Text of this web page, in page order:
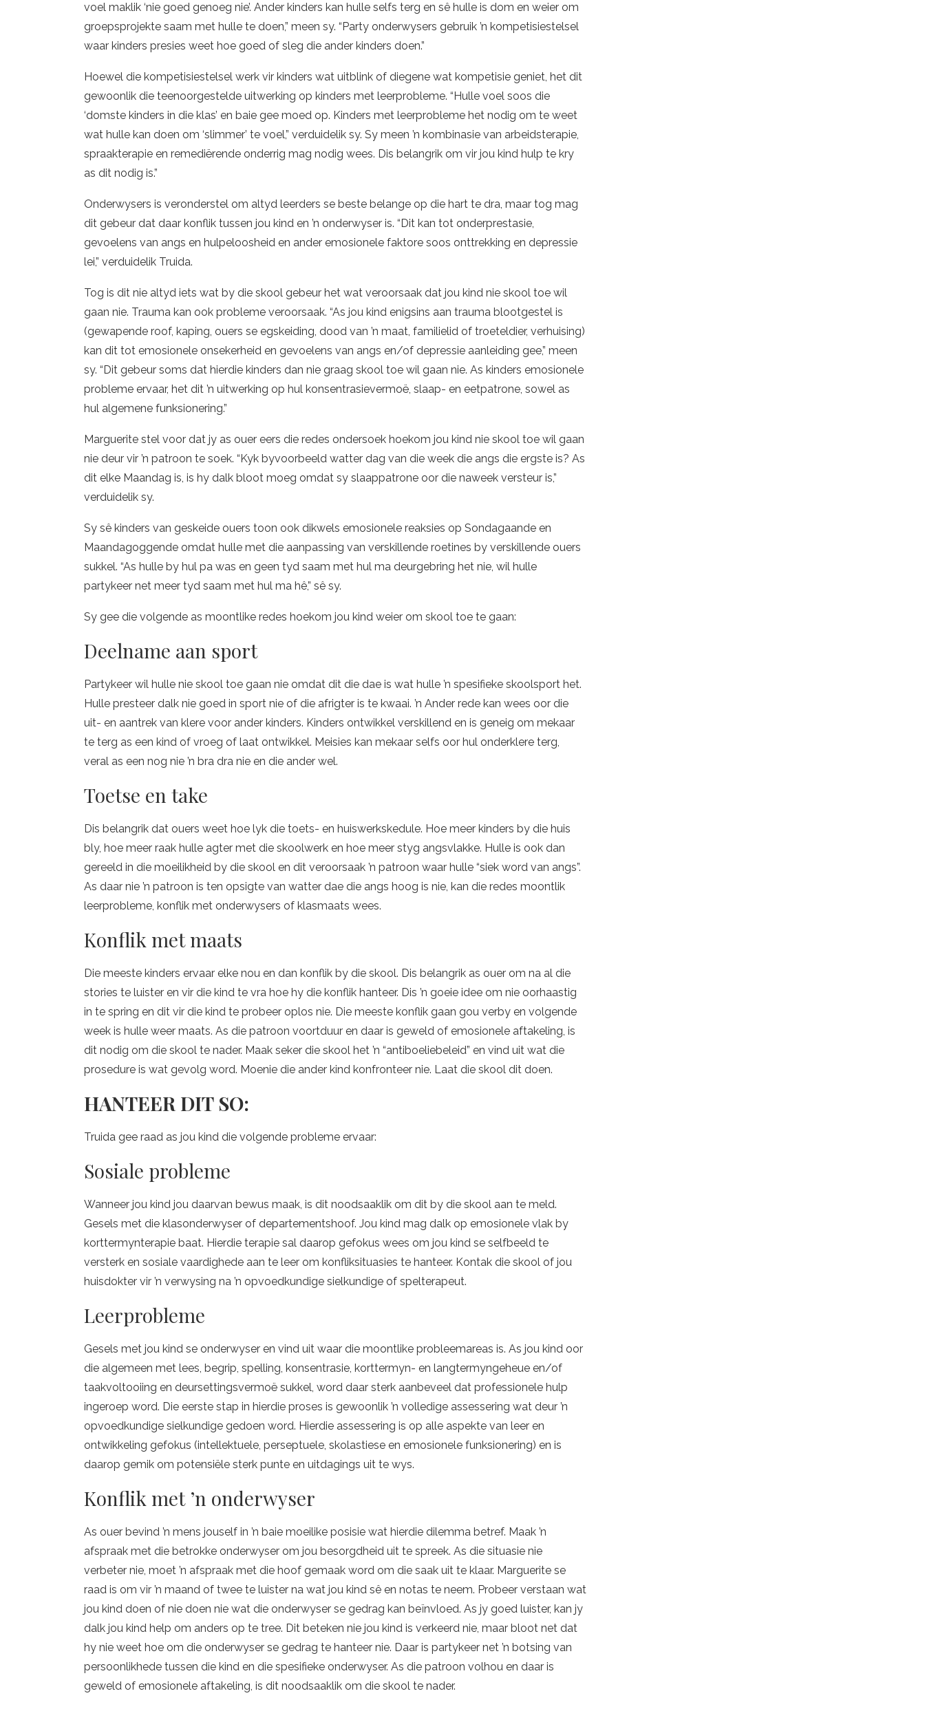
voel maklik ‘nie goed genoeg nie’. Ander kinders kan hulle selfs terg en sê hulle is dom en weier om
groepsprojekte saam met hulle te doen,” meen sy. “Party onderwysers gebruik ’n kompetisiestelsel
waar kinders presies weet hoe goed of sleg die ander kinders doen.”
Hoewel die kompetisiestelsel werk vir kinders wat uitblink of diegene wat kompetisie geniet, het dit
gewoonlik die teenoorgestelde uitwerking op kinders met leerprobleme. “Hulle voel soos die
‘domste kinders in die klas’ en baie gee moed op. Kinders met leerprobleme het nodig om te weet
wat hulle kan doen om ‘slimmer’ te voel,” verduidelik sy. Sy meen ’n kombinasie van arbeidsterapie,
spraakterapie en remediërende onderrig mag nodig wees. Dis belangrik om vir jou kind hulp te kry
as dit nodig is.”
Onderwysers is veronderstel om altyd leerders se beste belange op die hart te dra, maar tog mag
dit gebeur dat daar konflik tussen jou kind en ’n onderwyser is. “Dit kan tot onderprestasie,
gevoelens van angs en hulpeloosheid en ander emosionele faktore soos onttrekking en depressie
lei,” verduidelik Truida.
Tog is dit nie altyd iets wat by die skool gebeur het wat veroorsaak dat jou kind nie skool toe wil
gaan nie. Trauma kan ook probleme veroorsaak. “As jou kind enigsins aan trauma blootgestel is
(gewapende roof, kaping, ouers se egskeiding, dood van ’n maat, familielid of troeteldier, verhuising)
kan dit tot emosionele onsekerheid en gevoelens van angs en/of depressie aanleiding gee,” meen
sy. “Dit gebeur soms dat hierdie kinders dan nie graag skool toe wil gaan nie. As kinders emosionele
probleme ervaar, het dit ’n uitwerking op hul konsentrasievermoë, slaap- en eetpatrone, sowel as
hul algemene funksionering.”
Marguerite stel voor dat jy as ouer eers die redes ondersoek hoekom jou kind nie skool toe wil gaan
nie deur vir ’n patroon te soek. “Kyk byvoorbeeld watter dag van die week die angs die ergste is? As
dit elke Maandag is, is hy dalk bloot moeg omdat sy slaappatrone oor die naweek versteur is,”
verduidelik sy.
Sy sê kinders van geskeide ouers toon ook dikwels emosionele reaksies op Sondagaande en
Maandagoggende omdat hulle met die aanpassing van verskillende roetines by verskillende ouers
sukkel. “As hulle by hul pa was en geen tyd saam met hul ma deurgebring het nie, wil hulle
partykeer net meer tyd saam met hul ma hê,” sê sy.
Sy gee die volgende as moontlike redes hoekom jou kind weier om skool toe te gaan:
Deelname aan sport
Partykeer wil hulle nie skool toe gaan nie omdat dit die dae is wat hulle ’n spesifieke skoolsport het.
Hulle presteer dalk nie goed in sport nie of die afrigter is te kwaai. ’n Ander rede kan wees oor die
uit- en aantrek van klere voor ander kinders. Kinders ontwikkel verskillend en is geneig om mekaar
te terg as een kind of vroeg of laat ontwikkel. Meisies kan mekaar selfs oor hul onderklere terg,
veral as een nog nie ’n bra dra nie en die ander wel.
Toetse en take
Dis belangrik dat ouers weet hoe lyk die toets- en huiswerkskedule. Hoe meer kinders by die huis
bly, hoe meer raak hulle agter met die skoolwerk en hoe meer styg angsvlakke. Hulle is ook dan
gereeld in die moeilikheid by die skool en dit veroorsaak ’n patroon waar hulle “siek word van angs”.
As daar nie ’n patroon is ten opsigte van watter dae die angs hoog is nie, kan die redes moontlik
leerprobleme, konflik met onderwysers of klasmaats wees.
Konflik met maats
Die meeste kinders ervaar elke nou en dan konflik by die skool. Dis belangrik as ouer om na al die
stories te luister en vir die kind te vra hoe hy die konflik hanteer. Dis ’n goeie idee om nie oorhaastig
in te spring en dit vir die kind te probeer oplos nie. Die meeste konflik gaan gou verby en volgende
week is hulle weer maats. As die patroon voortduur en daar is geweld of emosionele aftakeling, is
dit nodig om die skool te nader. Maak seker die skool het ’n “antiboeliebeleid” en vind uit wat die
prosedure is wat gevolg word. Moenie die ander kind konfronteer nie. Laat die skool dit doen.
HANTEER DIT SO:
Truida gee raad as jou kind die volgende probleme ervaar:
Sosiale probleme
Wanneer jou kind jou daarvan bewus maak, is dit noodsaaklik om dit by die skool aan te meld.
Gesels met die klasonderwyser of departementshoof. Jou kind mag dalk op emosionele vlak by
korttermynterapie baat. Hierdie terapie sal daarop gefokus wees om jou kind se selfbeeld te
versterk en sosiale vaardighede aan te leer om konfliksituasies te hanteer. Kontak die skool of jou
huisdokter vir ’n verwysing na ’n opvoedkundige sielkundige of spelterapeut.
Leerprobleme
Gesels met jou kind se onderwyser en vind uit waar die moontlike probleemareas is. As jou kind oor
die algemeen met lees, begrip, spelling, konsentrasie, korttermyn- en langtermyngeheue en/of
taakvoltooiing en deursettingsvermoë sukkel, word daar sterk aanbeveel dat professionele hulp
ingeroep word. Die eerste stap in hierdie proses is gewoonlik ’n volledige assessering wat deur ’n
opvoedkundige sielkundige gedoen word. Hierdie assessering is op alle aspekte van leer en
ontwikkeling gefokus (intellektuele, perseptuele, skolastiese en emosionele funksionering) en is
daarop gemik om potensiële sterk punte en uitdagings uit te wys.
Konflik met ’n onderwyser
As ouer bevind ’n mens jouself in ’n baie moeilike posisie wat hierdie dilemma betref. Maak ’n
afspraak met die betrokke onderwyser om jou besorgdheid uit te spreek. As die situasie nie
verbeter nie, moet ’n afspraak met die hoof gemaak word om die saak uit te klaar. Marguerite se
raad is om vir ’n maand of twee te luister na wat jou kind sê en notas te neem. Probeer verstaan wat
jou kind doen of nie doen nie wat die onderwyser se gedrag kan beïnvloed. As jy goed luister, kan jy
dalk jou kind help om anders op te tree. Dit beteken nie jou kind is verkeerd nie, maar bloot net dat
hy nie weet hoe om die onderwyser se gedrag te hanteer nie. Daar is partykeer net ’n botsing van
persoonlikhede tussen die kind en die spesifieke onderwyser. As die patroon volhou en daar is
geweld of emosionele aftakeling, is dit noodsaaklik om die skool te nader.